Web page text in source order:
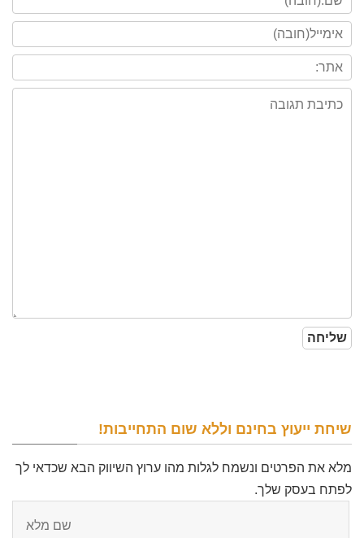
שיחת ייעוץ בחינם וללא שום התחייבות!
מלא את הפרטים ונשמח לגלות מהו ערוץ השיווק הבא שכדאי לך
לפתח בעסק שלך.